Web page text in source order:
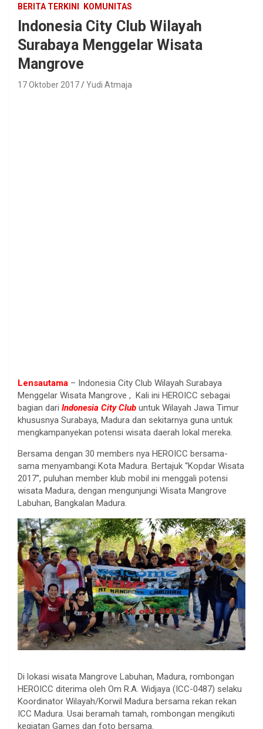
BERITA TERKINI KOMUNITAS
Indonesia City Club Wilayah
Surabaya Menggelar Wisata
Mangrove
17 Oktober 2017 Yudi Atmaja
Lensautama – Indonesia City Club Wilayah Surabaya
Menggelar Wisata Mangrove , Kali ini HEROICC sebagai
bagian dari Indonesia City Club untuk Wilayah Jawa Timur
khususnya Surabaya, Madura dan sekitarnya guna untuk
mengkampanyekan potensi wisata daerah lokal mereka.
Bersama dengan 30 members nya HEROICC bersama-
sama menyambangi Kota Madura. Bertajuk “Kopdar Wisata
2017”, puluhan member klub mobil ini menggali potensi
wisata Madura, dengan mengunjungi Wisata Mangrove
Labuhan, Bangkalan Madura.
Di lokasi wisata Mangrove Labuhan, Madura, rombongan
HEROICC diterima oleh Om R.A. Widjaya (ICC-0487) selaku
Koordinator Wilayah/Korwil Madura bersama rekan rekan
ICC Madura. Usai beramah tamah, rombongan mengikuti
kegiatan Games dan foto bersama.